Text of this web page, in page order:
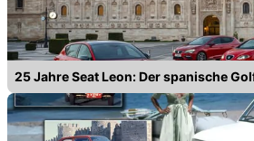
25 Jahre Seat Leon: Der spanische